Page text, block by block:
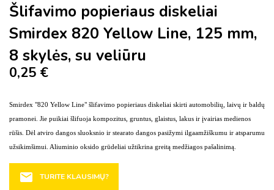
Šlifavimo popieriaus diskeliai
Smirdex 820 Yellow Line, 125 mm,
8 skylės, su veliūru
0,25 €
Smirdex "820 Yellow Line" šlifavimo popieriaus diskeliai skirti automobilių, laivų ir baldų
pramonei. Jie puikiai šlifuoja kompozitus, gruntus, glaistus, lakus ir įvairias medienos
rūšis. Dėl atviro dangos sluoksnio ir stearato dangos pasižymi ilgaamžiškumu ir atsparumu
užsikimšimui. Aliuminio oksido grūdeliai užtikrina greitą medžiagos pašalinimą.
email TURITE KLAUSIMŲ?